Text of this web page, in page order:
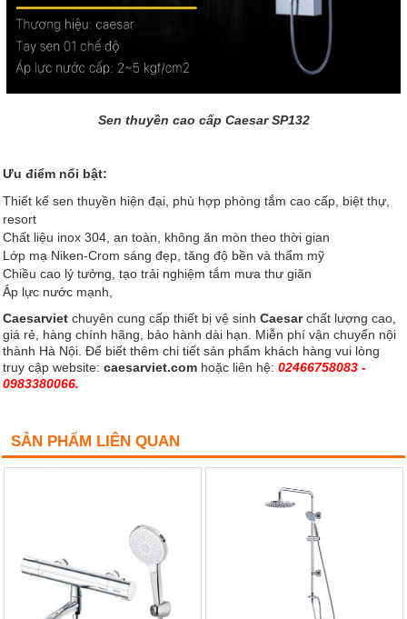
Sen thuyền cao cấp Caesar SP132
Ưu điểm nổi bật:
Thiết kế sen thuyền hiện đại, phù hợp phòng tắm cao cấp, biệt thự,
resort
Chất liệu inox 304, an toàn, không ăn mòn theo thời gian
Lớp mạ Niken-Crom sáng đẹp, tăng độ bền và thẩm mỹ
Chiều cao lý tưởng, tạo trải nghiệm tắm mưa thư giãn
Áp lực nước mạnh,
Caesarviet chuyên cung cấp thiết bị vệ sinh Caesarchất lượng cao,
giá rẻ, hàng chính hãng, bảo hành dài hạn. Miễn phí vận chuyển nội
thành Hà Nội. Để biết thêm chi tiết sản phẩm khách hàng vui lòng
truy cập website: caesarviet.com hoặc liên hệ: 02466758083 -
0983380066.
SẢN PHẨM LIÊN QUAN